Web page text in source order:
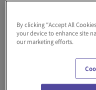
飲料メーカーであるコカ
様 （CCBJI）は2021年2
出荷能力を持つ物流セン
同社は、物流の効率化と
減と顧客サービスの向上
都と埼玉県の全エリアの
By clicking “Accept All
your device to enhance site
our marketing efforts.